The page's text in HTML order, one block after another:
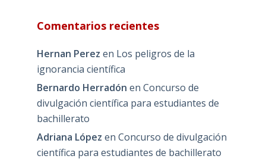
Comentarios recientes
Hernan Perez en Los peligros de la
ignorancia científica
Bernardo Herradón en Concurso de
divulgación científica para estudiantes de
bachillerato
Adriana López en Concurso de divulgación
científica para estudiantes de bachillerato